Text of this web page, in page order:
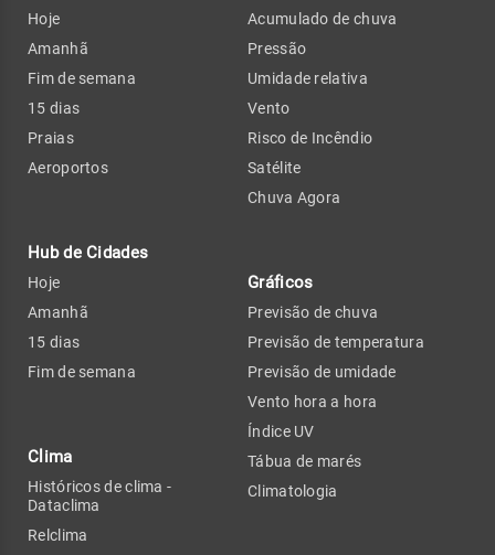
Hoje
Amanhã
Fim de semana
15 dias
Praias
Aeroportos
Hub de Cidades
Hoje
Amanhã
15 dias
Fim de semana
Clima
Históricos de clima -
Dataclima
Relclima
Acumulado de chuva
Pressão
Umidade relativa
Vento
Risco de Incêndio
Satélite
Chuva Agora
Gráficos
Previsão de chuva
Previsão de temperatura
Previsão de umidade
Vento hora a hora
Índice UV
Tábua de marés
Climatologia